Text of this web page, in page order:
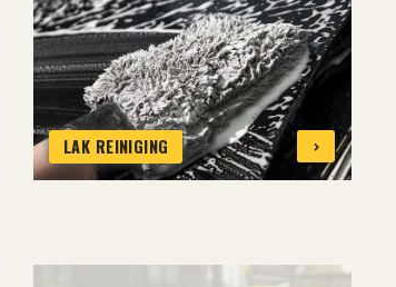
LAK REINIGING